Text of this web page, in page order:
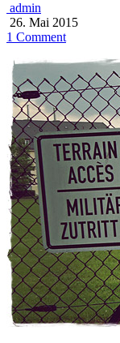
admin
26. Mai 2015
1 Comment